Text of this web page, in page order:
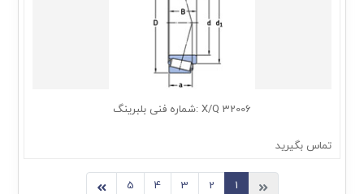
32006 X/Q :شماره فنی بلبرینگ
تماس بگیرید
1
2
3
4
5